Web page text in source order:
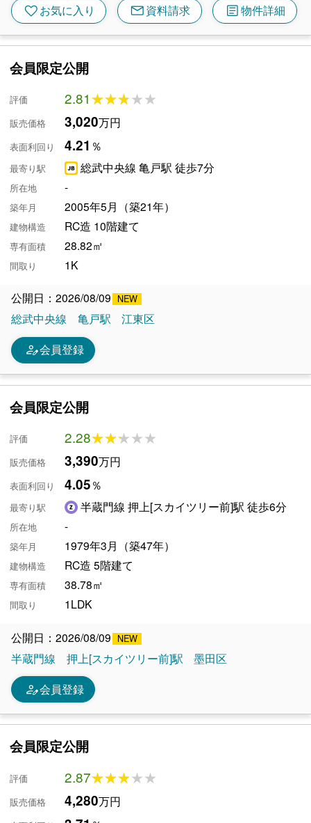
favoriteお気に入り mail資料請求 article物件詳細
会員限定公開
評価 2.81★★★★★
★★★★★
販売価格 3,020万円
表面利回り 4.21 ％
最寄り駅 総武中央線 亀戸駅 徒歩7分
所在地 -
築年月 2005年5月（築21年）
建物構造 RC造 10階建て
専有面積 28.82㎡
間取り 1K
公開日：2026/08/09
総武中央線
亀戸駅 江東区
person_edit会員登録
会員限定公開
評価 2.28★★★★★
★★★★★
販売価格 3,390万円
表面利回り 4.05％
最寄り駅 半蔵門線 押上[スカイツリー前]駅 徒歩6分
所在地 -
築年月 1979年3月（築47年）
建物構造 RC造 5階建て
専有面積 38.78㎡
間取り 1LDK
公開日：2026/08/09
半蔵門線
押上[スカイツリー前]駅 墨田区
person_edit会員登録
会員限定公開
評価 2.87★★★★★
★★★★★
販売価格 4,280万円